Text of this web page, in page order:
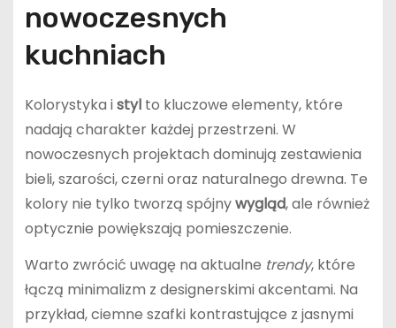
nowoczesnych
kuchniach
Kolorystyka istylto kluczowe elementy, które
nadają charakter każdej przestrzeni. W
nowoczesnych projektach dominują zestawienia
bieli, szarości, czerni oraz naturalnego drewna. Te
kolory nie tylko tworzą spójnywygląd, ale również
optycznie powiększają pomieszczenie.
Warto zwrócić uwagę na aktualne trendy, które
łączą minimalizm z designerskimi akcentami. Na
przykład, ciemne szafki kontrastujące z jasnymi